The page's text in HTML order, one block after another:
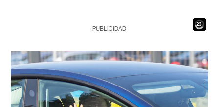
21
PUBLICIDAD